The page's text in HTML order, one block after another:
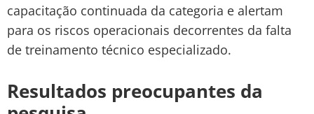
capacitação continuada da categoria e alertam
para os riscos operacionais decorrentes da falta
de treinamento técnico especializado.
Resultados preocupantes da